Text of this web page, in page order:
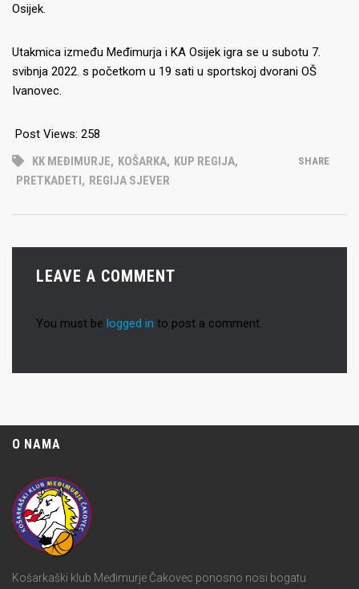
Osijek.
Utakmica između Međimurja i KA Osijek igra se u subotu 7.
svibnja 2022. s početkom u 19 sati u sportskoj dvorani OŠ
Ivanovec.
Post Views: 258
KK MEĐIMURJE, KOŠARKA, KUP REGIJA,
PRETKADETI, REGIJA SJEVER
SHARE
LEAVE A COMMENT
You must be logged in to post a comment.
O NAMA
Košarkaški klub Međimurje Čakovec ponosno nosi bogatu